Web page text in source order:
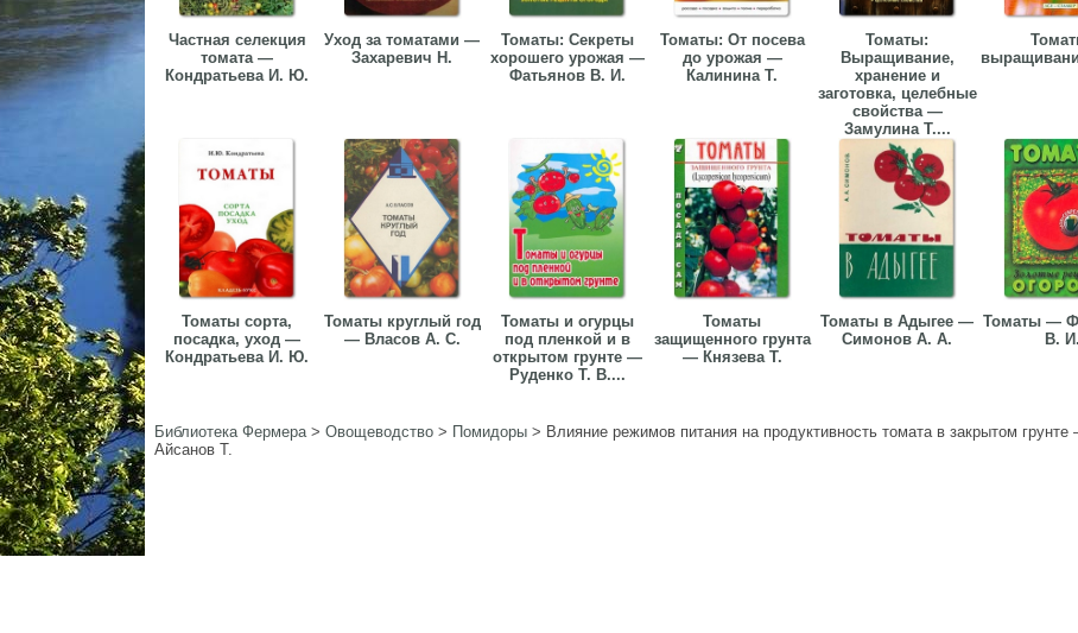
Частная селекция
томата —
Кондратьева И. Ю.
Уход за томатами —
Захаревич Н.
Томаты: Секреты
хорошего урожая —
Фатьянов В. И.
Томаты: От посева
до урожая —
Калинина Т.
Томаты:
Выращивание,
хранение и
заготовка, целебные
свойства —
Замулина Т....
Томаты сорта,
посадка, уход —
Кондратьева И. Ю.
Томаты круглый год
— Власов А. С.
Томаты и огурцы
под пленкой и в
открытом грунте —
Руденко Т. В....
Томаты
защищенного грунта
— Князева Т.
Томаты в Адыгее —
Симонов А. А.
Томаты —
В. И.
Библиотека Фермера> Овощеводство > Помидоры > Влияние режимов питания на продуктивность томата в закрытом
Айсанов Т.